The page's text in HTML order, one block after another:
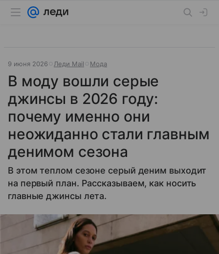
9 июня 2026 Леди Mail Мода
В моду вошли серые
джинсы в 2026 году:
почему именно они
неожиданно стали главным
денимом сезона
В этом теплом сезоне серый деним выходит
на первый план. Рассказываем, как носить
главные джинсы лета.